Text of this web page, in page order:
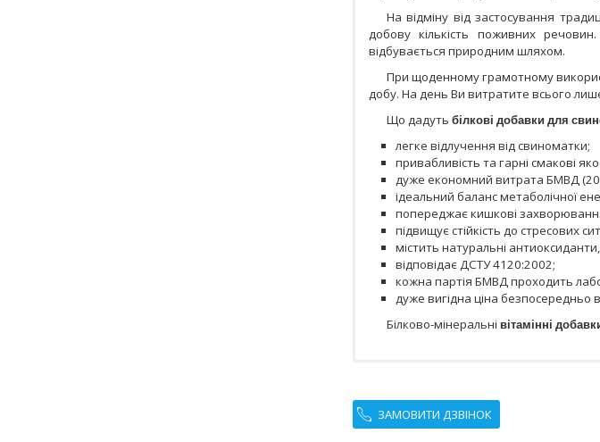
На відміну від застосування
добову кількість поживних
відбувається природним шляхом.
При щоденному грамотному
добу. На день Ви витратите всього
Що дадуть білкові добавки для
легке відлучення від свиноматки;
привабливість та гарні смакові
дуже економний витрата БМВД
ідеальний баланс метаболічної
попереджає кишкові
підвищує стійкість до стресових
містить натуральні
відповідає ДСТУ 4120:2002;
кожна партія БМВД проходить
дуже вигідна ціна безпосередньо
Білково-мінеральні вітамінні
ЗАМОВИТИ ДЗВІНОК